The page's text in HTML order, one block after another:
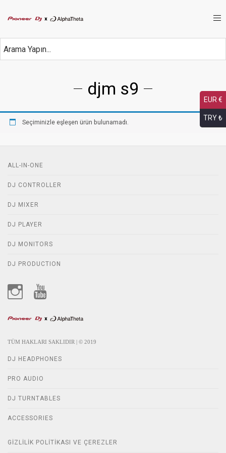
djm s9
Seçiminizle eşleşen ürün bulunamadı.
TÜM HAKLARI SAKLIDIR | © 2019
ALL-IN-ONE
DJ CONTROLLER
DJ MIXER
DJ PLAYER
DJ MONITORS
DJ PRODUCTION
DJ HEADPHONES
PRO AUDIO
DJ TURNTABLES
ACCESSORIES
GIZLILIK POLITIKASI VE ÇEREZLER
EUR €
TRY ₺